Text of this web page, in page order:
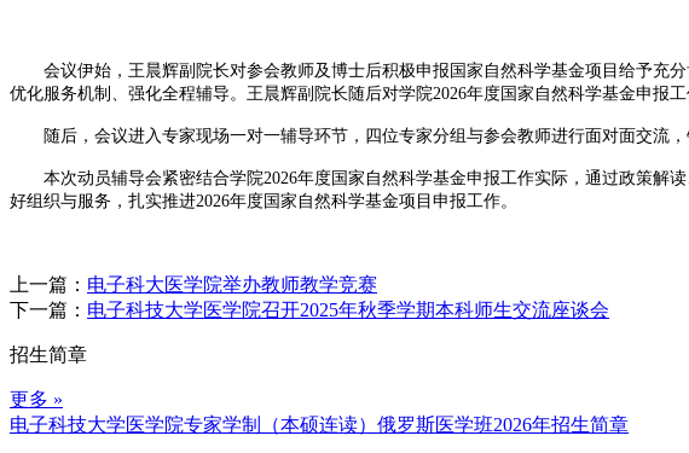
会议伊始，王晨辉副院长对参会教师及博士后积极申报国家自然科学基金项目给予充
优化服务机制、强化全程辅导。王晨辉副院长随后对学院2026年度国家自然科学基金申报
随后，会议进入专家现场一对一辅导环节，四位专家分组与参会教师进行面对面交流，
本次动员辅导会紧密结合学院2026年度国家自然科学基金申报工作实际，通过政策解
好组织与服务，扎实推进2026年度国家自然科学基金项目申报工作。
上一篇： 电子科大医学院举办教师教学竞赛
下一篇： 电子科技大学医学院召开2025年秋季学期本科师生交流座谈会
招生简章
更多 »
电子科技大学医学院专家学制（本硕连读）俄罗斯医学班2026年招生简章